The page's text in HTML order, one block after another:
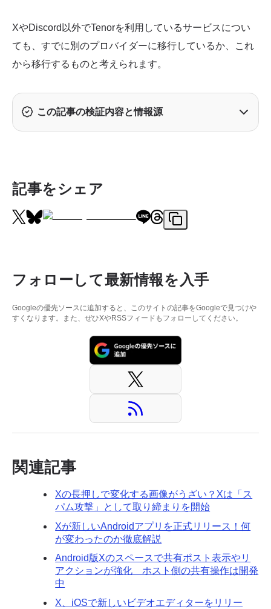
XやDiscord以外でTenorを利用しているサービスについ
ても、すでに別のプロバイダーに移行しているか、これ
から移行するものと考えられます。
この記事の検証内容と情報源
記事をシェア
フォローして最新情報を入手
Googleの優先ソースに追加すると、このサイトの記事をGoogleで見つけや
すくなります。また、ぜひXやRSSフィードもフォローしてください。
関連記事
Xの長押しで変化する画像がうざい？Xは「ス
パム攻撃」として取り締まりを開始
Xが新しいAndroidアプリを正式リリース！何
が変わったのか徹底解説
Android版Xのスペースで共有ポスト表示やリ
アクションが強化 ホスト側の共有操作は開発
中
X、iOSで新しいビデオエディターをリリー